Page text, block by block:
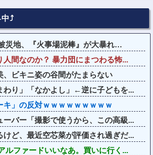
⤴
災地、『火事場泥棒』が大暴れ…
人間なのか？ 暴力団にまつわる怖...
、ビキニ姿の谷間がたまらない
わり」「なかよし」←逆に子どもを...
キ」の反対ｗｗｗｗｗｗｗｗｗ
ーバー「撮影で使うから、この高級...
けど、最近空芯菜が評価され過ぎだ...
ルファードいいなあ。買いに行く...